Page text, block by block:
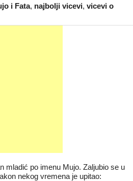
i Fata, najbolji vicevi, vicevi o
mladić po imenu Mujo. Zaljubio se u
nekog vremena je upitao: